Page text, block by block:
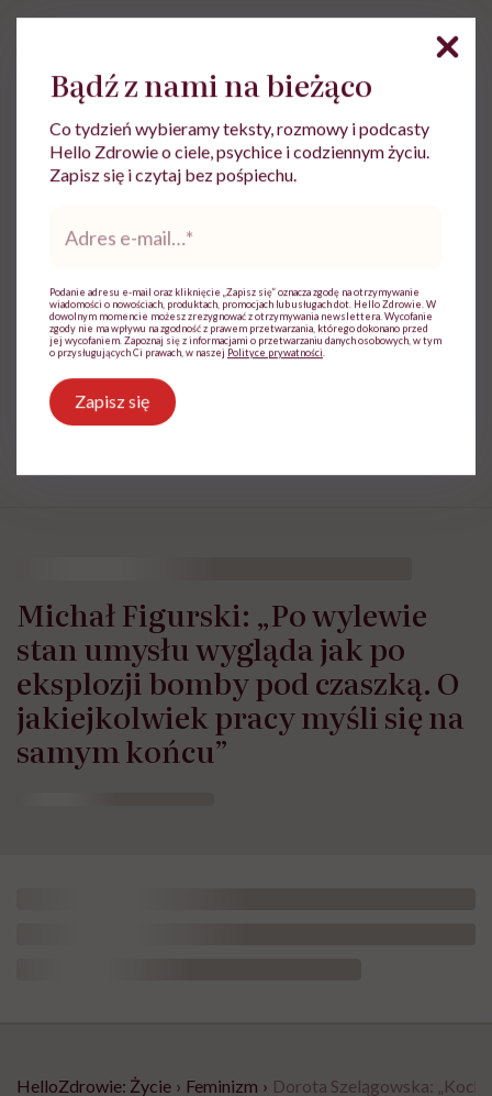
Powiązane tematy:
kontuzje Ortopedia Rehabilitacja
Stawy Urazy kończyn
i
Treści zawarte w serwisie mają wyłącznie
charakter informacyjny i nie stanowią porady
lekarskiej. Pamiętaj, że w przypadku
problemów ze zdrowiem należy bezwzględnie
skonsultować się z lekarzem.
Michał Figurski: „Po wylewie
stan umysłu wygląda jak po
eksplozji bomby pod czaszką. O
jakiejkolwiek pracy myśli się na
samym końcu”
HelloZdrowie: Życie › Feminizm › Dorota Szelągowska:
Bądź z nami na bieżąco
Co tydzień wybieramy teksty, rozmowy i podcasty
Hello Zdrowie o ciele, psychice i codziennym życiu.
Zapisz się i czytaj bez pośpiechu.
mail*
Podanie adresu e-mail oraz kliknięcie „Zapisz się” oznacza zgodę na otrzymywanie
wiadomości o nowościach, produktach, promocjach lub usługach dot. Hello Zdrowie. W
dowolnym momencie możesz zrezygnować z otrzymywania newslettera. Wycofanie
zgody nie ma wpływu na zgodność z prawem przetwarzania, którego dokonano przed
jej wycofaniem. Zapoznaj się z informacjami o przetwarzaniu danych osobowych, w tym
o przysługujących Ci prawach, w naszej Polityce prywatności
Zapisz się